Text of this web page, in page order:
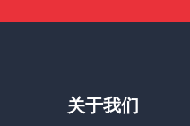
关于我们